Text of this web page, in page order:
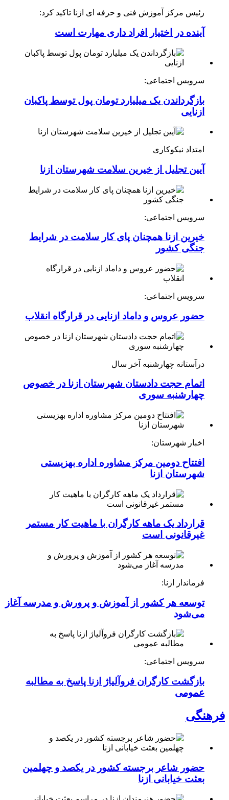
رئیس مرکز آموزش فنی و حرفه ای ازنا تاکید کرد:
آینده در اختیار افراد داری مهارت است
سرویس اجتماعی:
بازگرداندن یک میلیارد تومان پول توسط پاکبان
ازنایی
امتداد نیکوکاری
آیین تجلیل از خیرین سلامت شهرستان ازنا
سرویس اجتماعی:
خیرین ازنا همچنان پای کار سلامت در شرایط
جنگی کشور
سرویس اجتماعی:
حضور عروس و داماد ازنایی در قرارگاه انقلاب
درآستانه چهارشنبه آخر سال
اتمام حجت دادستان شهرستان ازنا در خصوص
چهارشنبه ‌سوری
اخبار شهرستان:
افتتاح دومین مرکز مشاوره اداره بهزیستی
شهرستان ازنا
قرارداد یک ماهه کارگران با ماهیت کار مستمر
غیرقانونی است
فرماندار ازنا:
توسعه هر کشور از آموزش و پرورش و مدرسه آغاز
می‌شود
سرویس اجتماعی:
بازگشت کارگران فروآلیاژ ازنا پاسخ به مطالبه
عمومی
فرهنگی
حضور شاعر برجسته کشور در یکصد و چهلمین
بعثت خیابانی ازنا